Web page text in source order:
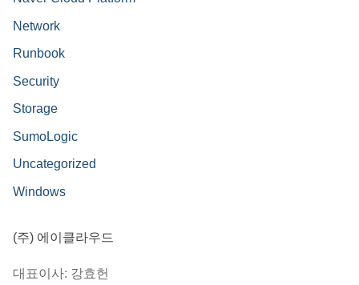
Network
Runbook
Security
Storage
SumoLogic
Uncategorized
Windows
(주) 에이클라우드
대표이사: 강효헌